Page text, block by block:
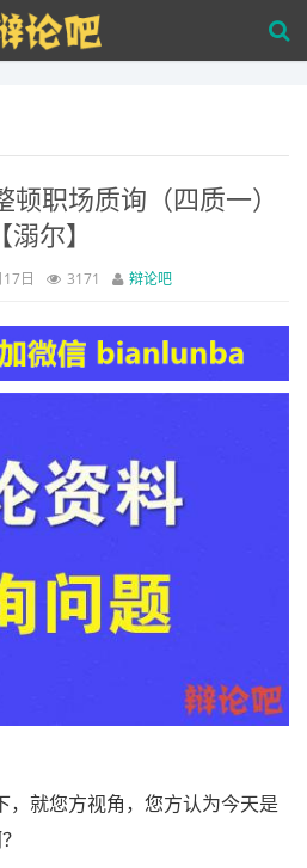
职场质询（四质一）
【溺尔】
日 3171 辩论吧
就您方视角，您方认为今天是